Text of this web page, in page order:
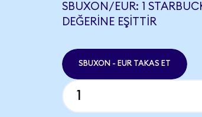
SBUXON/EUR: 1
DEĞERINE EŞITTIR
SBUXON - EUR TAKAS ET